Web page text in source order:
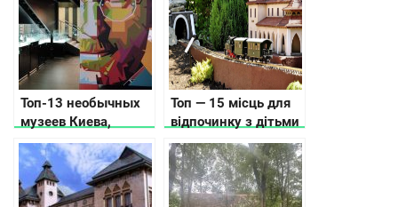
Топ-13 необычных
музеев Киева,
которые вас удивят
Топ — 15 місць для
відпочинку з дітьми
в Карпатах, куди
піти, що подивитись